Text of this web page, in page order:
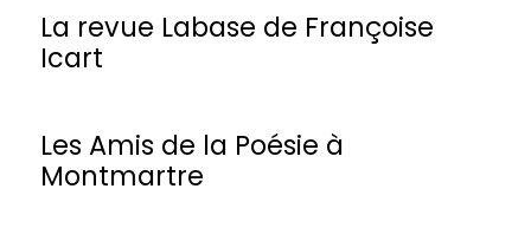
La revue Labase de Françoise
Icart
Les Amis de la Poésie à
Montmartre